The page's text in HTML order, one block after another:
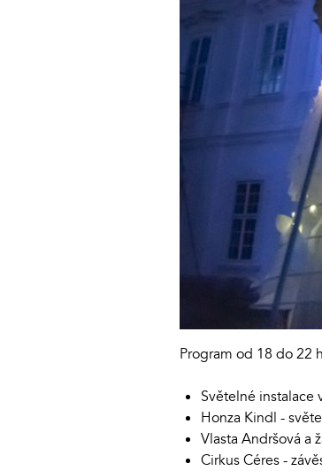
Program od 18 do 22
Světelné instalace
Honza Kindl -
Vlasta Andršová a
Cirkus Céres -